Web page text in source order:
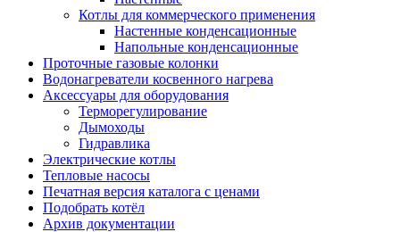
Котлы для коммерческого применения
Настенные конденсационные
Напольные конденсационные
Проточные газовые колонки
Водонагреватели косвенного нагрева
Аксессуары для оборудования
Терморегулирование
Дымоходы
Гидравлика
Электрические котлы
Тепловые насосы
Печатная версия каталога с ценами
Подобрать котёл
Архив документации